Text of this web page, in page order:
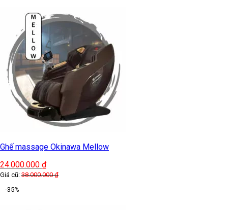
Ghế massage Okinawa Mellow
24.000.000 ₫
Giá cũ: 38.000.000₫
-35%